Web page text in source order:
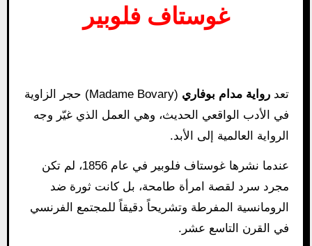
غوستاف فلوبير
تعد رواية مدام بوفاري
(Madame Bovary) حجر الزاوية
في الأدب الواقعي الحديث، وهي العمل الذي غيّر وجه
الرواية العالمية إلى الأبد.
عندما نشرها غوستاف فلوبير في عام 1856، لم تكن
مجرد سرد لقصة امرأة طامحة، بل كانت ثورة ضد
الرومانسية المفرطة وتشريحاً دقيقاً للمجتمع الفرنسي
في القرن التاسع عشر.